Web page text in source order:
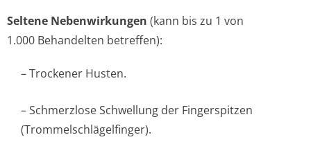
Seltene Nebenwirkungen (kann bis zu 1 von
1.000 Behandelten betreffen):
– Trockener Husten.
– Schmerzlose Schwellung der Fingerspitzen
(Trommelschlägel­finger).